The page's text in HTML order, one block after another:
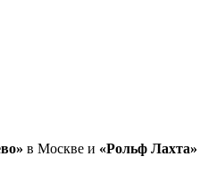
в Москве и «Рольф Лахта»